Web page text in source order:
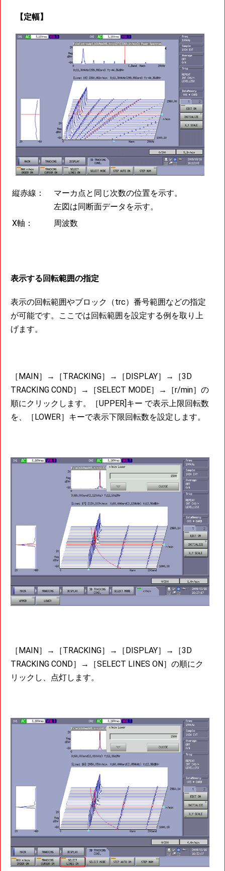
【定幅】
縦赤線：
マーカ点と同じ次数の位置を示す。
左図は同断面データを示す。
X軸：
周波数
表示する回転範囲の指定
表示の回転範囲やブロック（trc）番号範囲などの指定
が可能です。ここでは回転範囲を設定する例を取り上
げます。
［MAIN］→［TRACKING］→［DISPLAY］→［3D
TRACKING COND］→［SELECT MODE］→［r/min］の
順にクリックします。［UPPER]キー で表示上限回転数
を、［LOWER］キーで表示下限回転数を設定します。
［MAIN］→［TRACKING］→［DISPLAY］→［3D
TRACKING COND］→［SELECT LINES ON］の順にク
リックし、点灯します。